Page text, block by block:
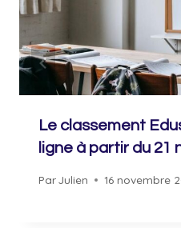
Le classement
ligne à partir du 21
ParJulien 16 novembre